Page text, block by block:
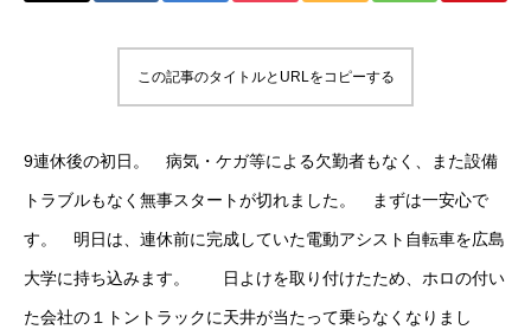
この記事のタイトルとURLをコピーする
9連休後の初日。 病気・ケガ等による欠勤者もなく、また設備
トラブルもなく無事スタートが切れました。 まずは一安心で
す。 明日は、連休前に完成していた電動アシスト自転車を広島
大学に持ち込みます。 日よけを取り付けたため、ホロの付い
た会社の１トントラックに天井が当たって乗らなくなりまし